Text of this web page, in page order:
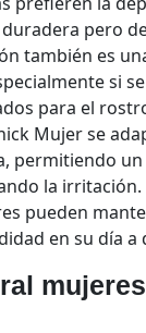
pero
también es
si
para el
Mujer se
permitiendo
la irritación.
pueden
en su día a
mujeres